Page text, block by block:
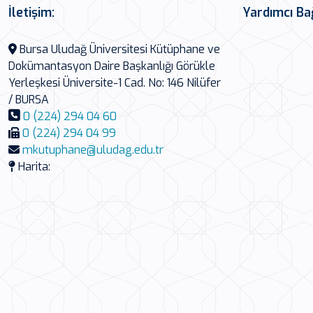
İletişim:
Bursa Uludağ Üniversitesi Kütüphane ve
Dokümantasyon Daire Başkanlığı Görükle
Yerleşkesi Üniversite-1 Cad. No: 146 Nilüfer
/ BURSA
0 (224) 294 04 60
0 (224) 294 04 99
mkutuphane@uludag.edu.tr
Harita:
Yardımcı